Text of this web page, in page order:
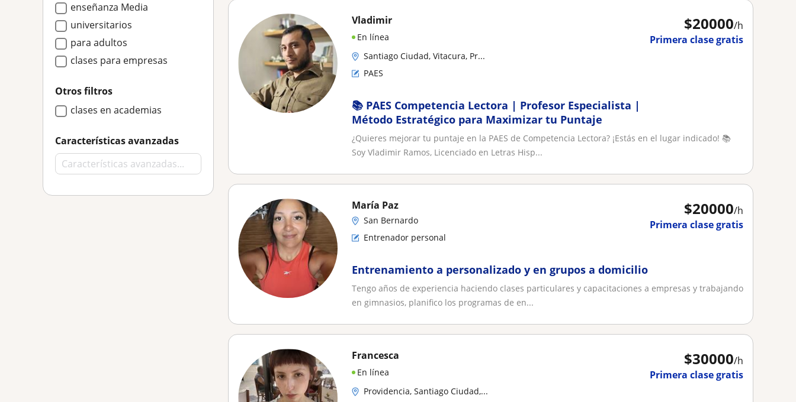
enseñanza Media
universitarios
para adultos
clases para empresas
Otros filtros
clases en academias
Características avanzadas
$20000/h
Primera clase gratis
Vladimir
En línea
Santiago Ciudad, Vitacura, Pr...
PAES
📚 PAES Competencia Lectora | Profesor Especialista |
Método Estratégico para Maximizar tu Puntaje
¿Quieres mejorar tu puntaje en la PAES de Competencia Lectora? ¡Estás en el lugar indicado! 📚
Soy Vladimir Ramos, Licenciado en Letras Hisp...
$20000/h
Primera clase gratis
María Paz
San Bernardo
Entrenador personal
Entrenamiento a personalizado y en grupos a domicilio
Tengo años de experiencia haciendo clases particulares y capacitaciones a empresas y trabajando
en gimnasios, planifico los programas de en...
$30000/h
Primera clase gratis
Francesca
En línea
Providencia, Santiago Ciudad,...